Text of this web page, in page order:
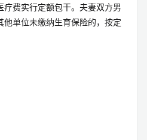
疗费实行定额包干。夫妻双方男
他单位未缴纳生育保险的，按定